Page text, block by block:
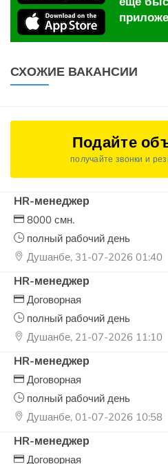
СХОЖИЕ ВАКАНСИИ
Подайте
получайте звонки и
HR-менеджер
8000 смн.
полный рабочий день
Душанбе, 31-07-2026 01:40
HR-менеджер
Договорная
полный рабочий день
Душанбе, 21-07-2026 11:10
HR-менеджер
Договорная
полный рабочий день
Душанбе, 01-07-2026 10:58
HR-менеджер
Договорная